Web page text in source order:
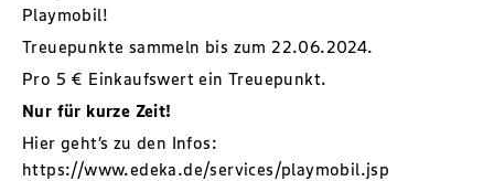
Playmobil!
Treuepunkte sammeln bis zum 22.06.2024.
Pro 5 € Einkaufswert ein Treuepunkt.
Nur für kurze Zeit!
Hier geht’s zu den Infos:
https://www.edeka.de/services/playmobil.jsp